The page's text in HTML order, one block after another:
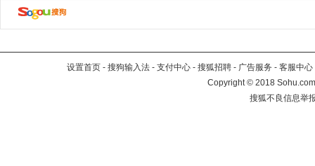
设置首页 - 搜狗输入法 - 支付中心 - 搜狐招聘 - 广告服务 - 客服中心
Copyright©2018
搜狐不良信息举